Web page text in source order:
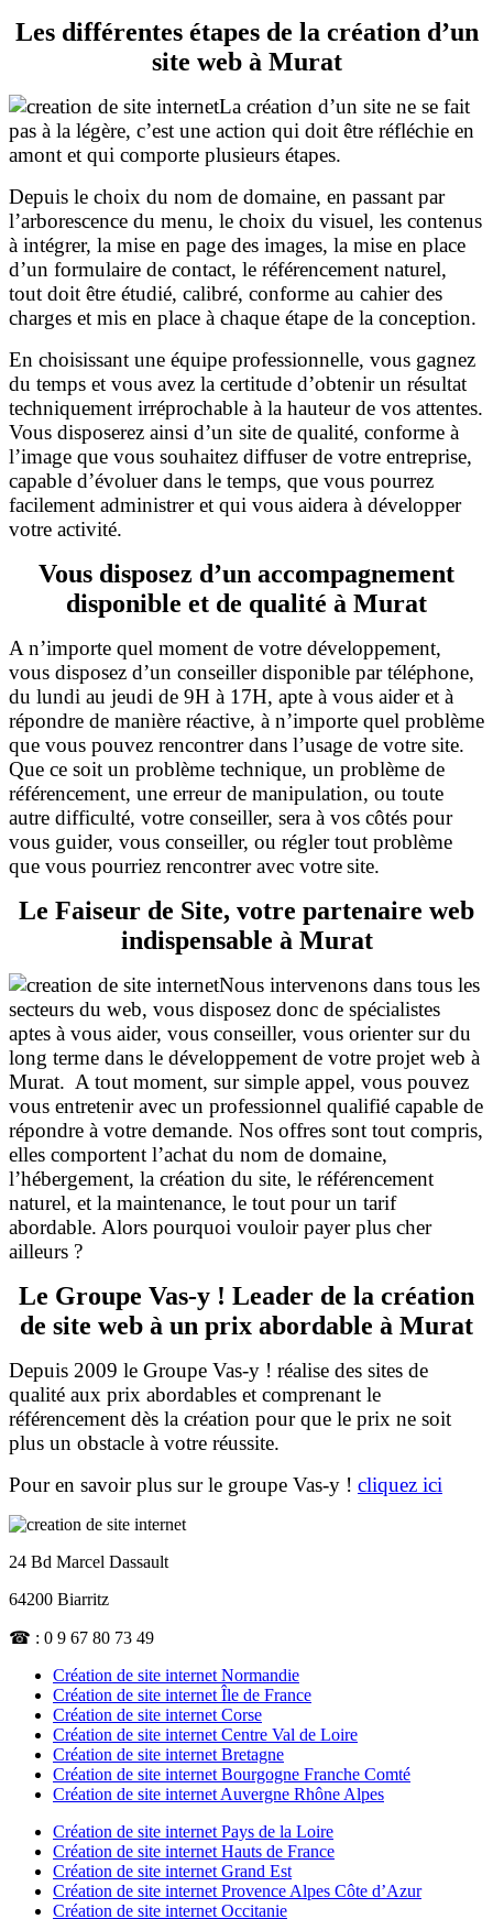
Les différentes étapes de la création d’un
site web à Murat
La création d’un site ne se fait
pas à la légère, c’est une action qui doit être réfléchie en
amont et qui comporte plusieurs étapes.
Depuis le choix du nom de domaine, en passant par
l’arborescence du menu, le choix du visuel, les contenus
à intégrer, la mise en page des images, la mise en place
d’un formulaire de contact, le référencement naturel,
tout doit être étudié, calibré, conforme au cahier des
charges et mis en place à chaque étape de la conception.
En choisissant une équipe professionnelle, vous gagnez
du temps et vous avez la certitude d’obtenir un résultat
techniquement irréprochable à la hauteur de vos attentes.
Vous disposerez ainsi d’un site de qualité, conforme à
l’image que vous souhaitez diffuser de votre entreprise,
capable d’évoluer dans le temps, que vous pourrez
facilement administrer et qui vous aidera à développer
votre activité.
Vous disposez d’un accompagnement
disponible et de qualité à Murat
A n’importe quel moment de votre développement,
vous disposez d’un conseiller disponible par téléphone,
du lundi au jeudi de 9H à 17H, apte à vous aider et à
répondre de manière réactive, à n’importe quel problème
que vous pouvez rencontrer dans l’usage de votre site.
Que ce soit un problème technique, un problème de
référencement, une erreur de manipulation, ou toute
autre difficulté, votre conseiller, sera à vos côtés pour
vous guider, vous conseiller, ou régler tout problème
que vous pourriez rencontrer avec votresite.
Le Faiseur de Site, votre partenaire web
indispensable à Murat
Nous intervenons dans tous les
secteurs du web, vous disposez donc de spécialistes
aptes à vous aider, vous conseiller, vous orienter sur du
long terme dans le développement de votre projet web à
Murat. A tout moment, sur simple appel, vous pouvez
vous entretenir avec un professionnel qualifié capable de
répondre à votre demande. Nos offres sont tout compris,
elles comportent l’achat du nom de domaine,
l’hébergement, la création du site, le référencement
naturel, et la maintenance, le tout pour un tarif
abordable. Alors pourquoi vouloir payer plus cher
ailleurs ?
Le Groupe Vas-y ! Leader de la création
de site web à un prix abordable à Murat
Depuis 2009 le Groupe Vas-y ! réalise des sites de
qualité aux prix abordables et comprenant le
référencement dès la création pour que le prix ne soit
plus un obstacle à votre réussite.
Pour en savoir plus sur le groupe Vas-y ! cliquez ici
24 Bd Marcel Dassault
64200 Biarritz
☎ : 0 9 67 80 73 49
Création de site internet Normandie
Création de site internet Île de France
Création de site internet Corse
Création de site internet Centre Val de Loire
Création de site internet Bretagne
Création de site internet Bourgogne Franche Comté
Création de site internet Auvergne Rhône Alpes
Création de site internet Pays de la Loire
Création de site internet Hauts de France
Création de site internet Grand Est
Création de site internet Provence Alpes Côte d’Azur
Création de site internet Occitanie